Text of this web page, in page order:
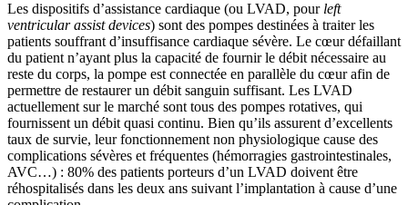
Les dispositifs d’assistance cardiaque (ou LVAD, pour left
ventricular assist devices) sont des pompes destinées à traiter les
patients souffrant d’insuffisance cardiaque sévère. Le cœur défaillant
du patient n’ayant plus la capacité de fournir le débit nécessaire au
reste du corps, la pompe est connectée en parallèle du cœur afin de
permettre de restaurer un débit sanguin suffisant. Les LVAD
actuellement sur le marché sont tous des pompes rotatives, qui
fournissent un débit quasi continu. Bien qu’ils assurent d’excellents
taux de survie, leur fonctionnement non physiologique cause des
complications sévères et fréquentes (hémorragies gastrointestinales,
AVC…) : 80% des patients porteurs d’un LVAD doivent être
réhospitalisés dans les deux ans suivant l’implantation à cause d’une